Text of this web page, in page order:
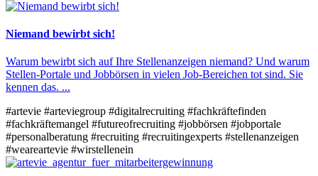
Niemand bewirbt sich!
Warum bewirbt sich auf Ihre Stellenanzeigen niemand? Und warum
Stellen-Portale und Jobbörsen in vielen Job-Bereichen tot sind. Sie
kennen das. ...
#artevie #arteviegroup #digitalrecruiting #fachkräftefinden
#fachkräftemangel #futureofrecruiting #jobbörsen #jobportale
#personalberatung #recruiting #recruitingexperts #stellenanzeigen
#weareartevie #wirstellenein